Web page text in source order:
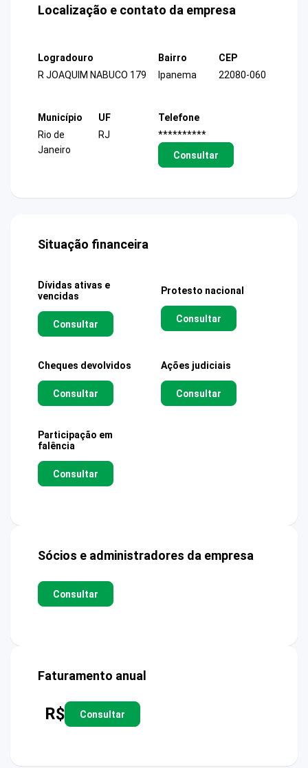
Localização e contato da empresa
Logradouro
R JOAQUIM NABUCO 179
Bairro
Ipanema
CEP
22080-060
Município
Rio de
Janeiro
UF
RJ
Telefone
**********
Consultar
Situação financeira
Dívidas ativas e
vencidas
Consultar
Protesto nacional
Consultar
Cheques devolvidos
Consultar
Ações judiciais
Consultar
Participação em
falência
Consultar
Sócios e administradores da empresa
Consultar
Faturamento anual
R$ Consultar